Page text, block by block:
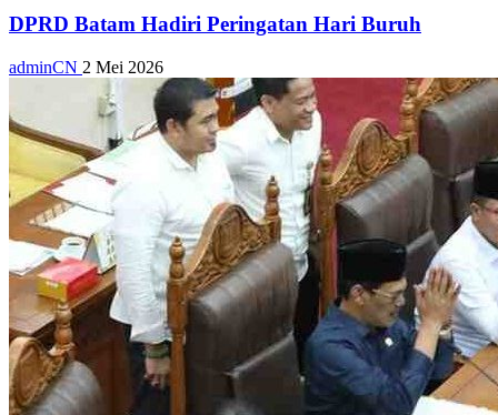
DPRD Batam Hadiri Peringatan Hari Buruh
adminCN 2 Mei 2026